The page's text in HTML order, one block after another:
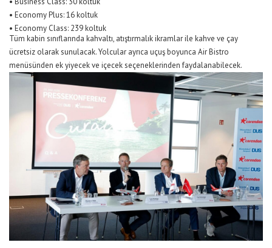
• Economy Plus: 16 koltuk
• Economy Class: 239 koltuk
Tüm kabin sınıflarında kahvaltı, atıştırmalık ikramlar ile kahve ve çay
ücretsiz olarak sunulacak. Yolcular ayrıca uçuş boyunca Air Bistro
menüsünden ek yiyecek ve içecek seçeneklerinden faydalanabilecek.